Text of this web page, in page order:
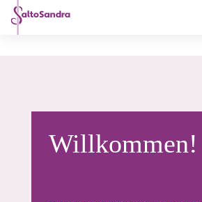
Willkommen!